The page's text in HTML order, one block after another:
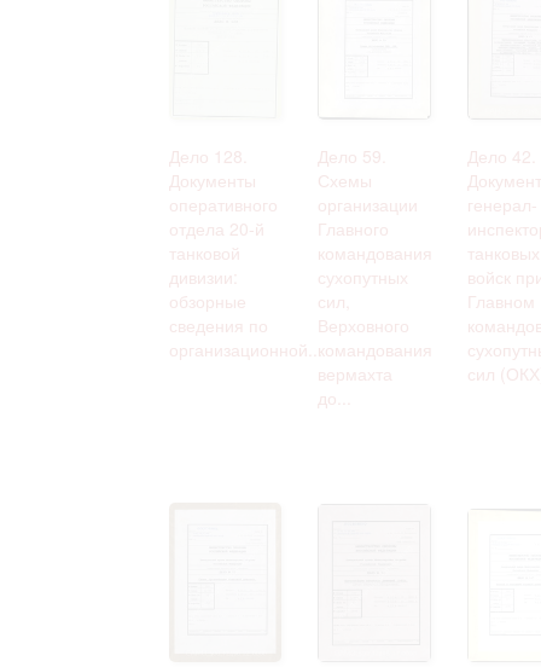
Дело 128.
Документы
оперативного
отдела 20-й
танковой
дивизии:
обзорные
сведения по
организационной...
Дело 59.
Схемы
организации
Главного
командования
сухопутных
сил,
Верховного
командования
вермахта
до...
Дело 42.
генерал-
танковых
войск
Главном
сил